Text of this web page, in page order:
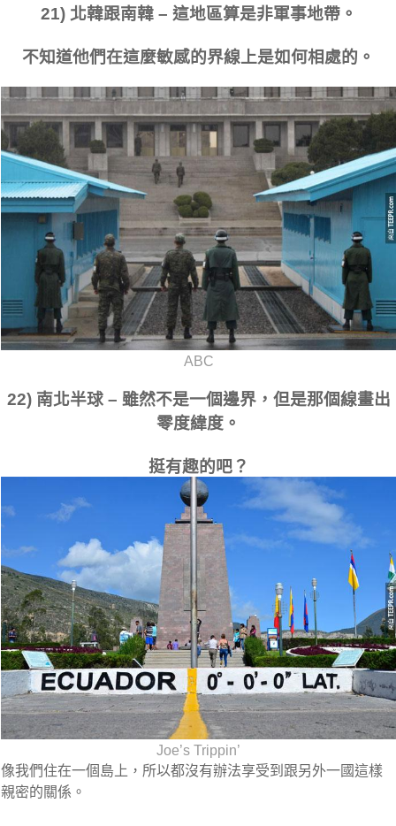
21) 北韓跟南韓 – 這地區算是非軍事地帶。
不知道他們在這麼敏感的界線上是如何相處的。
ABC
22) 南北半球 – 雖然不是一個邊界，但是那個線畫出
零度緯度。
挺有趣的吧？
Joe’s Trippin’
像我們住在一個島上，所以都沒有辦法享受到跟另外一國這樣
親密的關係。